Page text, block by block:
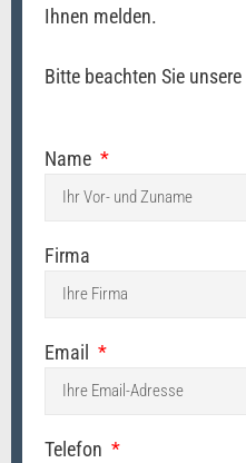
Ihnen melden.
Bitte beachten Sie unsere
Name
Firma
Email
Telefon